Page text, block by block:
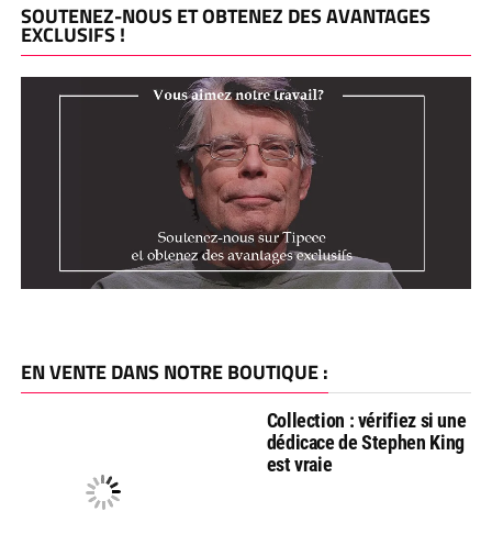
SOUTENEZ-NOUS ET OBTENEZ DES AVANTAGES
EXCLUSIFS !
EN VENTE DANS NOTRE BOUTIQUE :
Collection : vérifiez si une
dédicace de Stephen King
est vraie